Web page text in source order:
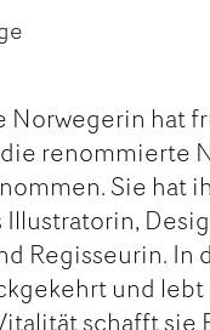
Norwegerin hat
renommierte
Sie hat
Illustratorin,
Regisseurin. In
und
schafft